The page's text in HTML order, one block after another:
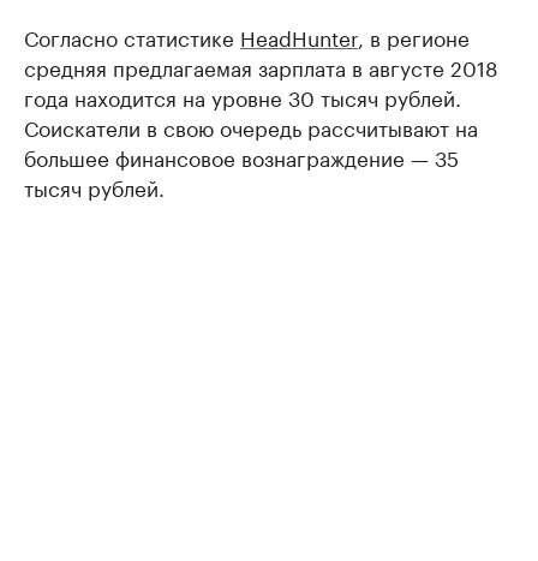
Согласно статистике HeadHunter , в регионе
средняя предлагаемая зарплата в августе 2018
года находится на уровне 30 тысяч рублей.
Соискатели в свою очередь рассчитывают на
большее финансовое вознаграждение — 35
тысяч рублей.